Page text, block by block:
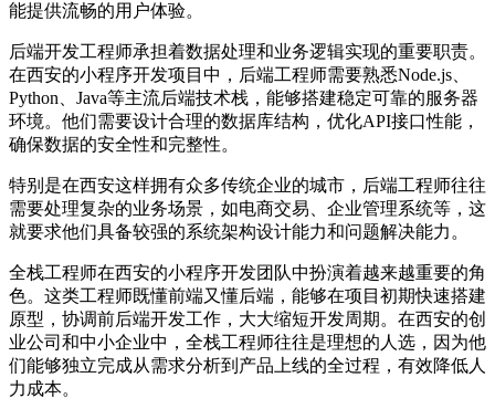
能提供流畅的用户体验。
后端开发工程师承担着数据处理和业务逻辑实现的重要职责。
在西安的小程序开发项目中，后端工程师需要熟悉Node.js、
Python、Java等主流后端技术栈，能够搭建稳定可靠的服务器
环境。他们需要设计合理的数据库结构，优化API接口性能，
确保数据的安全性和完整性。
特别是在西安这样拥有众多传统企业的城市，后端工程师往往
需要处理复杂的业务场景，如电商交易、企业管理系统等，这
就要求他们具备较强的系统架构设计能力和问题解决能力。
全栈工程师在西安的小程序开发团队中扮演着越来越重要的角
色。这类工程师既懂前端又懂后端，能够在项目初期快速搭建
原型，协调前后端开发工作，大大缩短开发周期。在西安的创
业公司和中小企业中，全栈工程师往往是理想的人选，因为他
们能够独立完成从需求分析到产品上线的全过程，有效降低人
力成本。